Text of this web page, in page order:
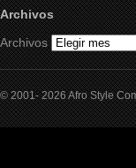
Archivos
Archivos
© 2001- 2026 Afro Style